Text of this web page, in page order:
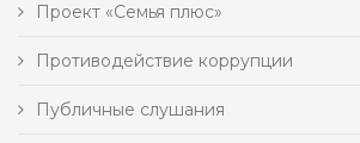
Проект «Семья плюс»
Противодействие коррупции
Публичные слушания